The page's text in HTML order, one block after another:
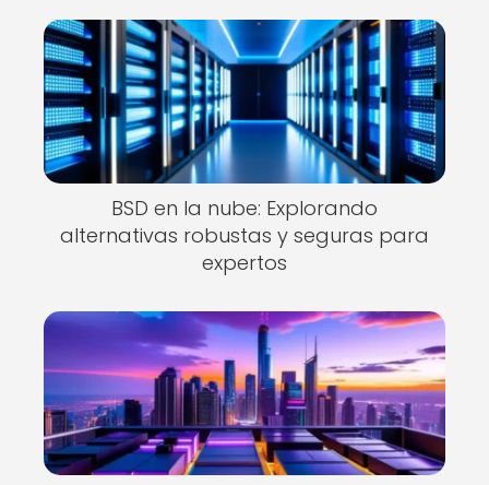
BSD en la nube: Explorando
alternativas robustas y seguras para
expertos